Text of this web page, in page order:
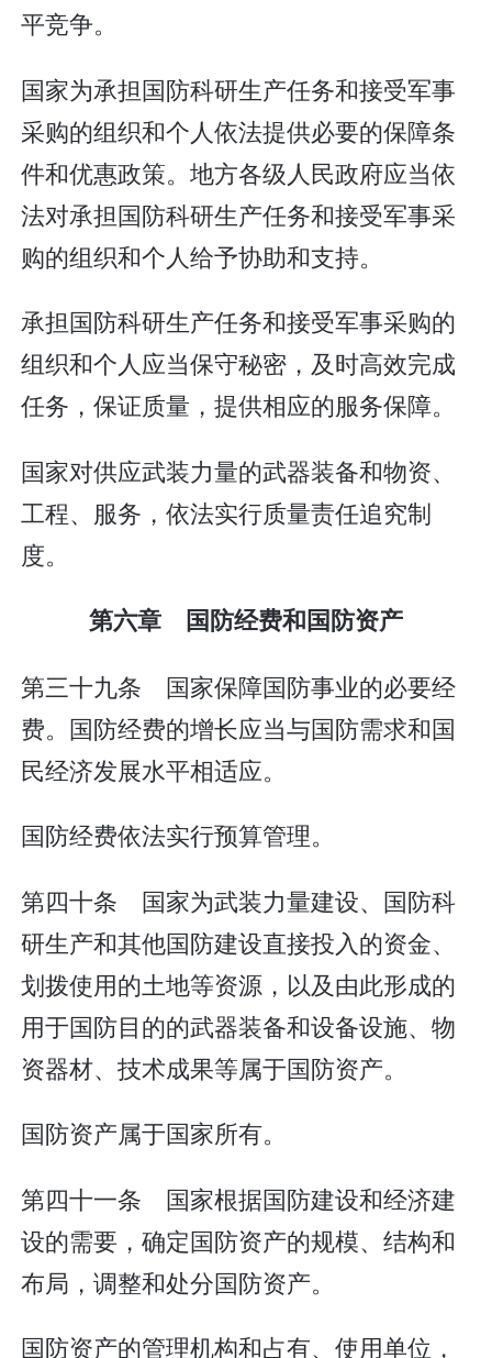
平竞争。
国家为承担国防科研生产任务和接受军事
采购的组织和个人依法提供必要的保障条
件和优惠政策。地方各级人民政府应当依
法对承担国防科研生产任务和接受军事采
购的组织和个人给予协助和支持。
承担国防科研生产任务和接受军事采购的
组织和个人应当保守秘密，及时高效完成
任务，保证质量，提供相应的服务保障。
国家对供应武装力量的武器装备和物资、
工程、服务，依法实行质量责任追究制
度。
第六章 国防经费和国防资产
第三十九条 国家保障国防事业的必要经
费。国防经费的增长应当与国防需求和国
民经济发展水平相适应。
国防经费依法实行预算管理。
第四十条 国家为武装力量建设、国防科
研生产和其他国防建设直接投入的资金、
划拨使用的土地等资源，以及由此形成的
用于国防目的的武器装备和设备设施、物
资器材、技术成果等属于国防资产。
国防资产属于国家所有。
第四十一条 国家根据国防建设和经济建
设的需要，确定国防资产的规模、结构和
布局，调整和处分国防资产。
国防资产的管理机构和占有、使用单位，